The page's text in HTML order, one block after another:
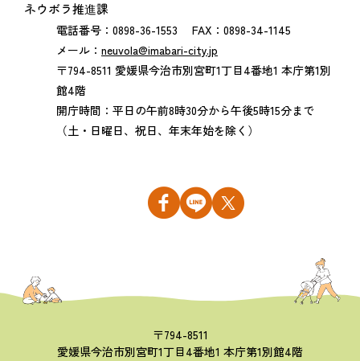
ネウボラ推進課
電話番号：0898-36-1553 FAX：0898-34-1145
メール： neuvola@imabari-city.jp
〒794-8511 愛媛県今治市別宮町1丁目4番地1 本庁第1別
館4階
開庁時間：平日の午前8時30分から午後5時15分まで
（土・日曜日、祝日、年末年始を除く）
〒794-8511
愛媛県今治市別宮町1丁目4番地1 本庁第1別館4階